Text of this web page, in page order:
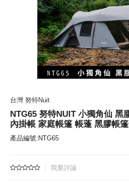
台灣 努特Nuit
NTG65 努特NUIT 小獨角仙 黑
內掛帳 家庭帳篷 帳蓬 黑膠帳
產品編號:NTG65
我要評論